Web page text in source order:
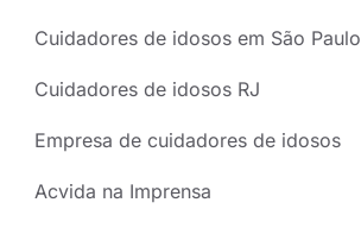
Cuidadores de idosos em São Paulo
Cuidadores de idosos RJ
Empresa de cuidadores de idosos
Acvida na Imprensa